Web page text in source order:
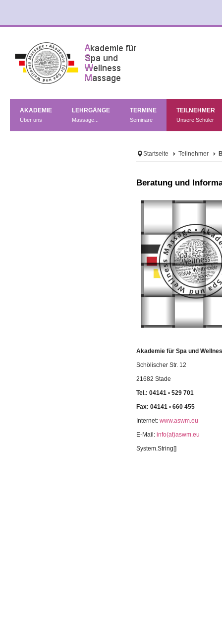
AKADEMIE
Über uns
LEHRGÄNGE
Massage...
TERMINE
Seminare
TEILNEHMER
Unsere Schüler
Startseite Teilnehmer
Beratung und
Akademie für Spa und
Schölischer Str. 12
21682 Stade
Tel.: 04141 • 529 701
Fax: 04141 • 660 455
Internet:www.aswm.eu
E-Mail:info(at)aswm.eu
System.String[]